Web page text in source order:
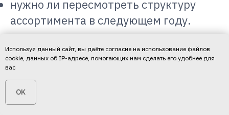
Используя данный сайт, вы даёте согласие на использование файлов
cookie, данных об IP-адресе, помогающих нам сделать его удобнее для
вас
OK
нужно ли пересмотреть структуру
ассортимента в следующем году.